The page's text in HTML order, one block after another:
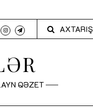
AXTARIŞ
QƏZET